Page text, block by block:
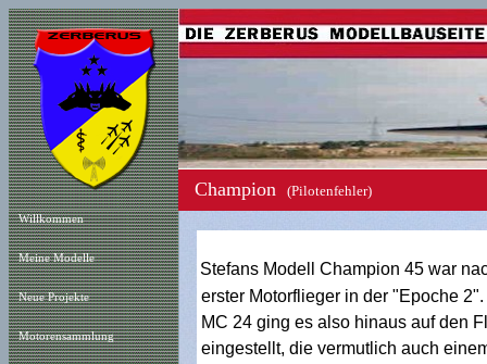
Willkommen
Meine Modelle
Neue Projekte
Motorensammlung
Champion (Pilotenfehler)
Stefans Modell Champion 45 war
erster Motorflieger in der "Epoche
MC 24 ging es also hinaus auf den
eingestellt, die vermutlich auch